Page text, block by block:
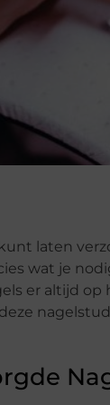
laten
wat je
er altijd